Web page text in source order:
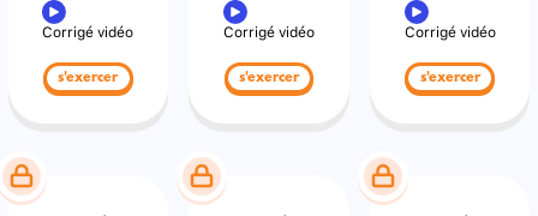
Corrigé vidéo
s'exercer
Corrigé vidéo
s'exercer
Corrigé vidéo
s'exercer